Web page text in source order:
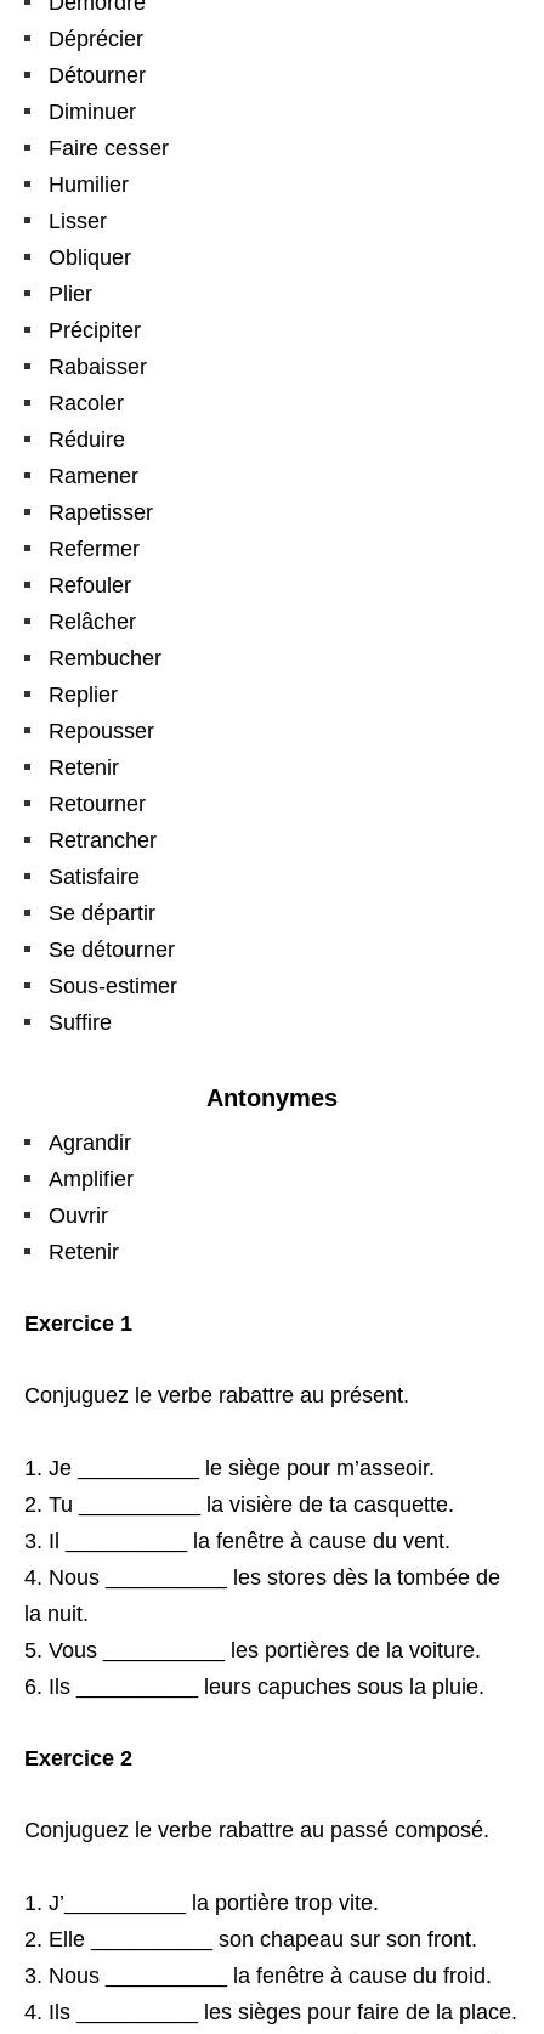
Déprécier
Détourner
Diminuer
Faire cesser
Humilier
Lisser
Obliquer
Plier
Précipiter
Rabaisser
Racoler
Réduire
Ramener
Rapetisser
Refermer
Refouler
Relâcher
Rembucher
Replier
Repousser
Retenir
Retourner
Retrancher
Satisfaire
Se départir
Se détourner
Sous-estimer
Suffire
Antonymes
Agrandir
Amplifier
Ouvrir
Retenir
Exercice 1
Conjuguez le verbe rabattre au présent.
Je __________ le siège pour m’asseoir.
Tu __________ la visière de ta casquette.
Il __________ la fenêtre à cause du vent.
Nous __________ les stores dès la tombée de
la nuit.
Vous __________ les portières de la voiture.
Ils __________ leurs capuches sous la pluie.
Exercice 2
Conjuguez le verbe rabattre au passé composé.
J’__________ la portière trop vite.
Elle __________ son chapeau sur son front.
Nous __________ la fenêtre à cause du froid.
Ils __________ les sièges pour faire de la place.